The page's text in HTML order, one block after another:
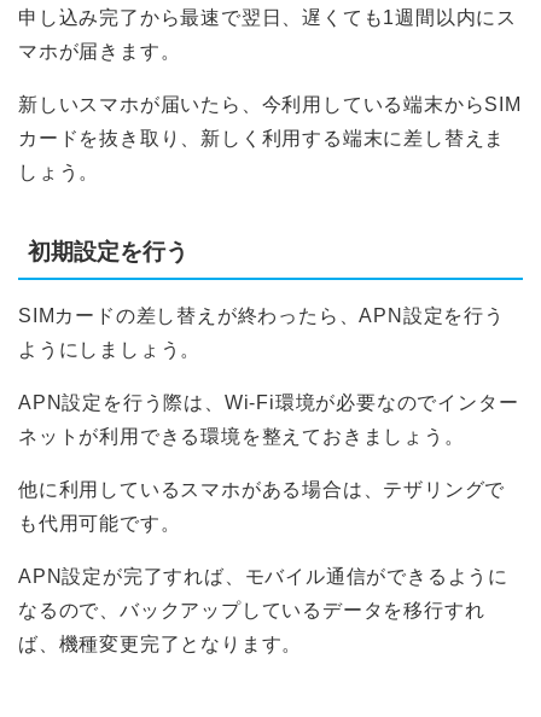
申し込み完了から最速で翌日、遅くても1週間以内にス
マホが届きます。
新しいスマホが届いたら、今利用している端末からSIM
カードを抜き取り、新しく利用する端末に差し替えま
しょう。
初期設定を行う
SIMカードの差し替えが終わったら、APN設定を行う
ようにしましょう。
APN設定を行う際は、Wi-Fi環境が必要なのでインター
ネットが利用できる環境を整えておきましょう。
他に利用しているスマホがある場合は、テザリングで
も代用可能です。
APN設定が完了すれば、モバイル通信ができるように
なるので、バックアップしているデータを移行すれ
ば、機種変更完了となります。